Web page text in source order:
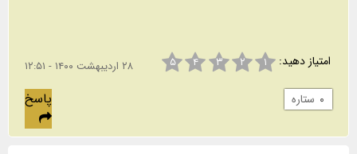
امتیاز دهید: ۱ ۲ ۳ ۴ ۵ ۲۸ اردیبهشت ۱۴۰۰ - ۱۲:۵۱
۰ ستاره پاسخ